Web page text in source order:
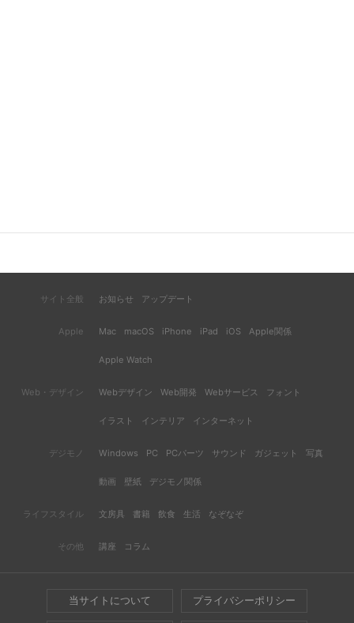
サイト全般 お知らせ アップデート
Apple Mac macOS iPhone iPad iOS Apple関係
Apple Watch
Web・デザイン Webデザイン Web開発 Webサービス フォント
イラスト インテリア インターネット
デジモノ Windows PC PCパーツ サウンド ガジェット 写真
動画 壁紙 デジモノ関係
ライフスタイル 文房具 書籍 飲食 生活 なぞなぞ
その他 講座 コラム
当サイトについて プライバシーポリシー